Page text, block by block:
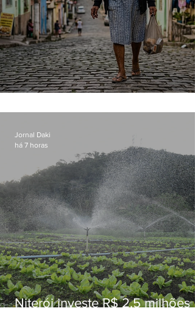
Niterói investe R$ 2,5 milhões
Jornal Daki
há 7 horas